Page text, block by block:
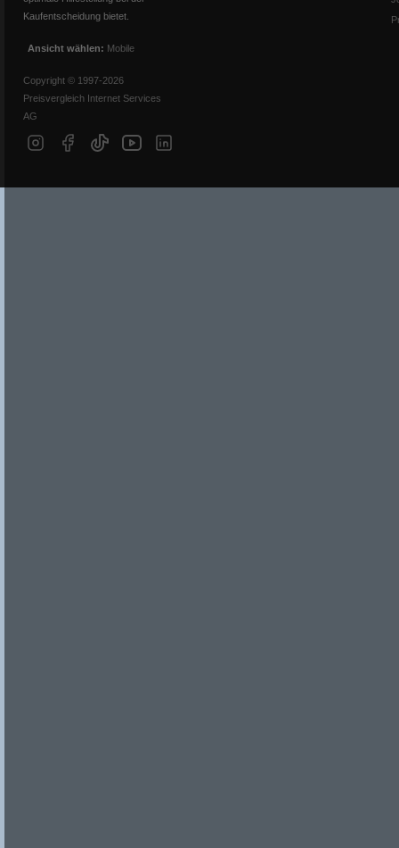
Kaufentscheidung bietet.
Ansicht wählen: Mobile
Copyright © 1997-2026
Preisvergleich Internet Services
AG